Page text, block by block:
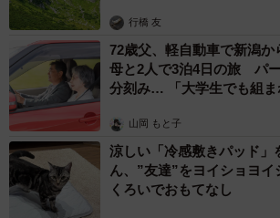
行橋 友
72歳父、軽自動車で新潟
母と2人で3泊4日の旅 パ
分刻み… 「大学生でも組ま
山岡 もと子
涼しい「冷感敷きパッド」
ん、”友達”をヨイショヨ
くろいでおもてなし